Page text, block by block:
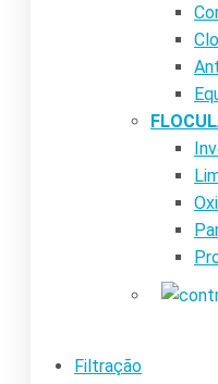
Filtração